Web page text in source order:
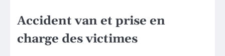
Accident van et prise en
charge des victimes